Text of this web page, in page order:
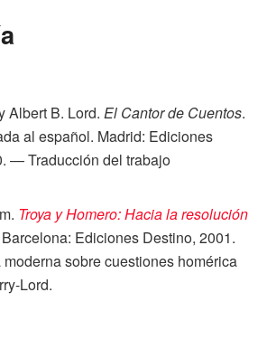
Albert B. Lord.El Cantor de Cuentos.
al español. Madrid: Ediciones
— Traducción del trabajo
Troya y Homero: Hacia la resolución
Barcelona: Ediciones Destino, 2001.
sobre cuestiones homérica
Lord.